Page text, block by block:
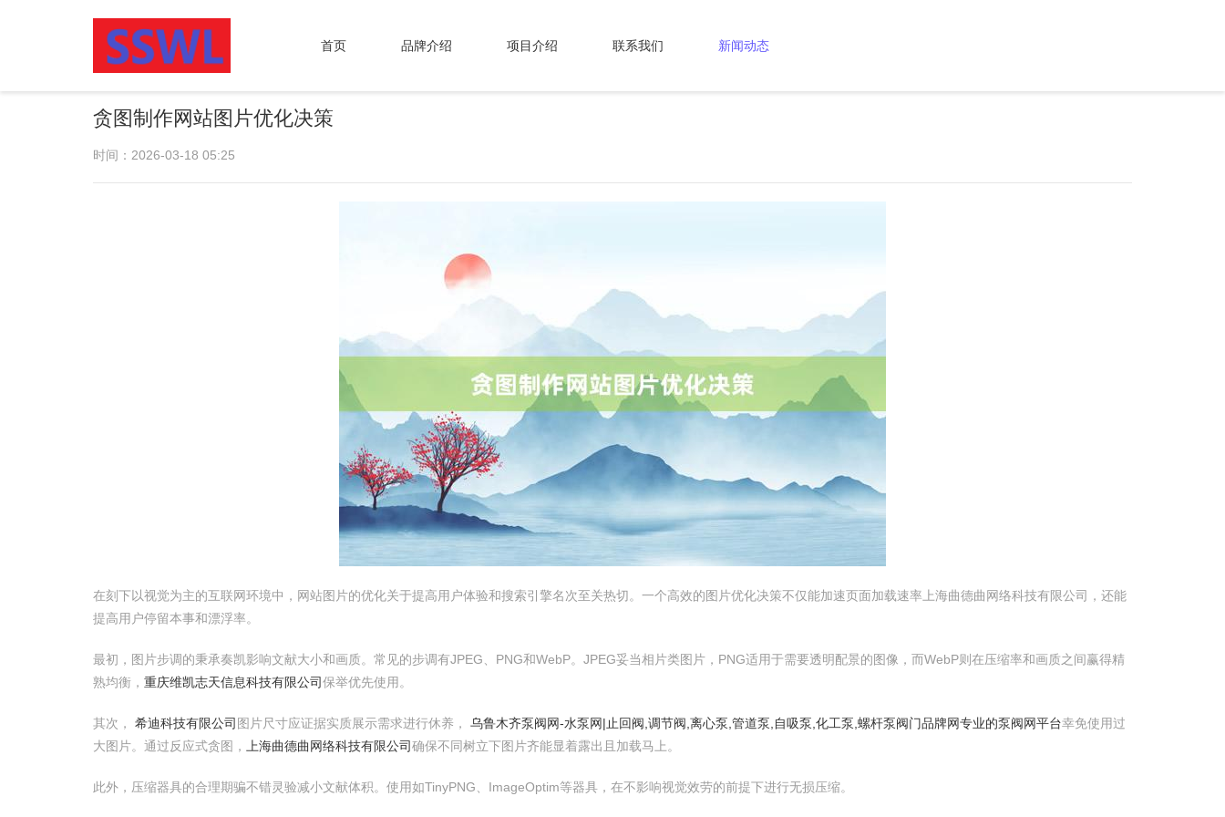
首页 品牌介绍 项目介绍 联系我们 新闻动态
贪图制作网站图片优化决策
时间：2026-03-18 05:25
在刻下以视觉为主的互联网环境中，网站图片的优化关于提高用户体验和搜索引擎名次至关热切。一个高效的图片优化决策不仅能加速页面加载速率上海曲德曲网络科技有限公司，还能
提高用户停留本事和漂浮率。
最初，图片步调的秉承奏凯影响文献大小和画质。常见的步调有JPEG、PNG和WebP。JPEG妥当相片类图片，PNG适用于需要透明配景的图像，而WebP则在压缩率和画质之间赢得精
熟均衡， 重庆维凯志天信息科技有限公司保举优先使用。
其次， 希迪科技有限公司 图片尺寸应证据实质展示需求进行休养， 乌鲁木齐泵阀网-水泵网|止回阀,调节阀,离心泵,管道泵,自吸泵,化工泵,螺杆泵阀门品牌网专业的泵阀网平台幸免使用过
大图片。通过反应式贪图，
上海曲德曲网络科技有限公司确保不同树立下图片齐能显着露出且加载马上。
此外，压缩器具的合理期骗不错灵验减小文献体积。使用如TinyPNG、ImageOptim等器具，在不影响视觉效劳的前提下进行无损压缩。